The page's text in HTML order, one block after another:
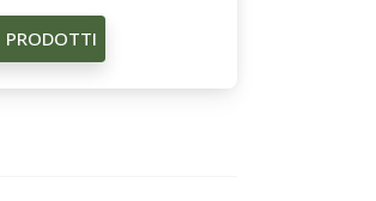
PRODOTTI